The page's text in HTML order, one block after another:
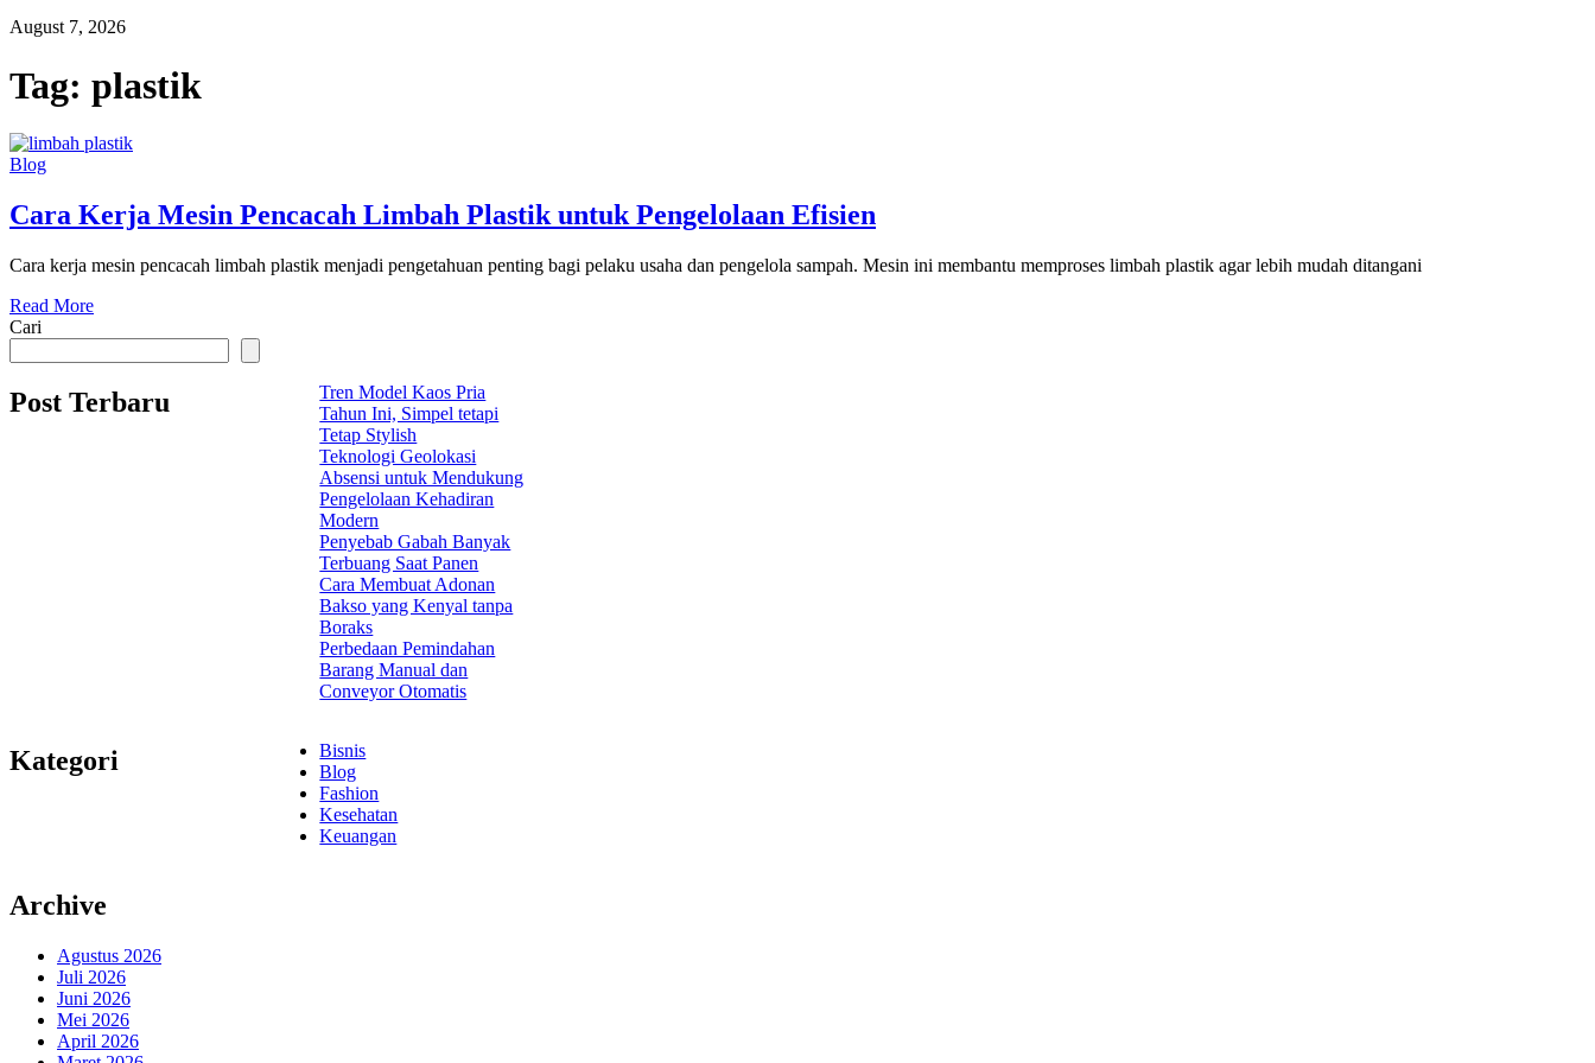
August 7, 2026
Tag: plastik
Blog
Cara Kerja Mesin Pencacah Limbah Plastik untuk Pengelolaan Efisien
Cara kerja mesin pencacah limbah plastik menjadi pengetahuan penting bagi pelaku usaha dan pengelola sampah. Mesin ini membantu memproses limbah plastik agar lebih mudah ditangani
Read More
Cari
Post Terbaru
Tren Model Kaos Pria
Tahun Ini, Simpel tetapi
Tetap Stylish
Teknologi Geolokasi
Absensi untuk Mendukung
Pengelolaan Kehadiran
Modern
Penyebab Gabah Banyak
Terbuang Saat Panen
Cara Membuat Adonan
Bakso yang Kenyal tanpa
Boraks
Perbedaan Pemindahan
Barang Manual dan
Conveyor Otomatis
Kategori
Bisnis
Blog
Fashion
Kesehatan
Keuangan
Archive
Agustus 2026
Juli 2026
Juni 2026
Mei 2026
April 2026